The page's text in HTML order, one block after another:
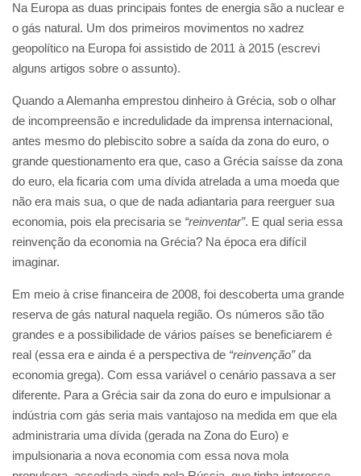
Na Europa as duas principais fontes de energia são a nuclear e
o gás natural. Um dos primeiros movimentos no xadrez
geopolítico na Europa foi assistido de 2011 à 2015 (escrevi
alguns artigos sobre o assunto).
Quando a Alemanha emprestou dinheiro à Grécia, sob o olhar
de incompreensão e incredulidade da imprensa internacional,
antes mesmo do plebiscito sobre a saída da zona do euro, o
grande questionamento era que, caso a Grécia saísse da zona
do euro, ela ficaria com uma dívida atrelada a uma moeda que
não era mais sua, o que de nada adiantaria para reerguer sua
economia, pois ela precisaria se “reinventar”. E qual seria essa
reinvenção da economia na Grécia? Na época era difícil
imaginar.
Em meio à crise financeira de 2008, foi descoberta uma grande
reserva de gás natural naquela região. Os números são tão
grandes e a possibilidade de vários países se beneficiarem é
real (essa era e ainda é a perspectiva de “reinvenção”da
economia grega). Com essa variável o cenário passava a ser
diferente. Para a Grécia sair da zona do euro e impulsionar a
indústria com gás seria mais vantajoso na medida em que ela
administraria uma dívida (gerada na Zona do Euro) e
impulsionaria a nova economia com essa nova mola